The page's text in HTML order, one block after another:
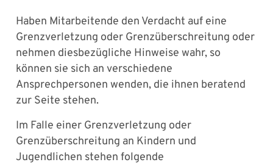
Haben Mitarbeitende den Verdacht auf eine
Grenzverletzung oder Grenzüberschreitung oder
nehmen diesbezügliche Hinweise wahr, so
können sie sich an verschiedene
Ansprechpersonen wenden, die ihnen beratend
zur Seite stehen.
Im Falle einer Grenzverletzung oder
Grenzüberschreitung an Kindern und
Jugendlichen stehen folgende